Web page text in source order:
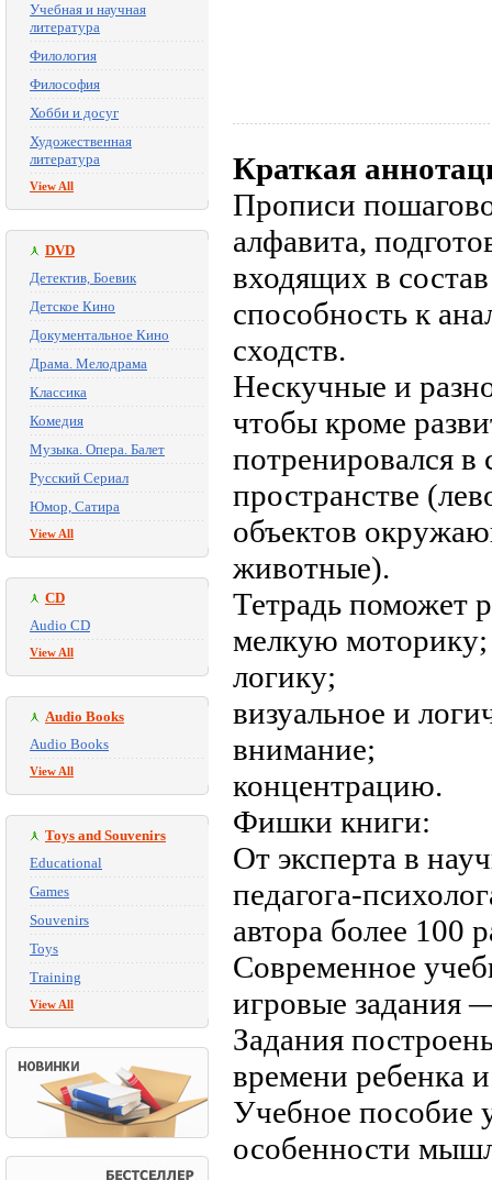
Учебная и научная
литература
Филология
Философия
Хобби и досуг
Художественная
литература
View All
DVD
Детектив, Боевик
Детское Кино
Документальное Кино
Драма. Мелодрама
Классика
Комедия
Музыка. Опера. Балет
Русский Сериал
Юмор, Сатира
View All
CD
Audio CD
View All
Audio Books
Audio Books
View All
Toys and Souvenirs
Educational
Games
Souvenirs
Toys
Training
View All
Краткая
Прописи
алфавита,
входящих в
способность к
сходств.
Нескучные и
чтобы кроме
потренировался в
пространстве
объектов
животные).
Тетрадь поможет
мелкую моторику;
логику;
визуальное и
внимание;
концентрацию.
Фишки книги:
От эксперта в
педагога-
автора более 100
Современное
игровые задания
Задания
времени ребенка
Учебное пособие
особенности